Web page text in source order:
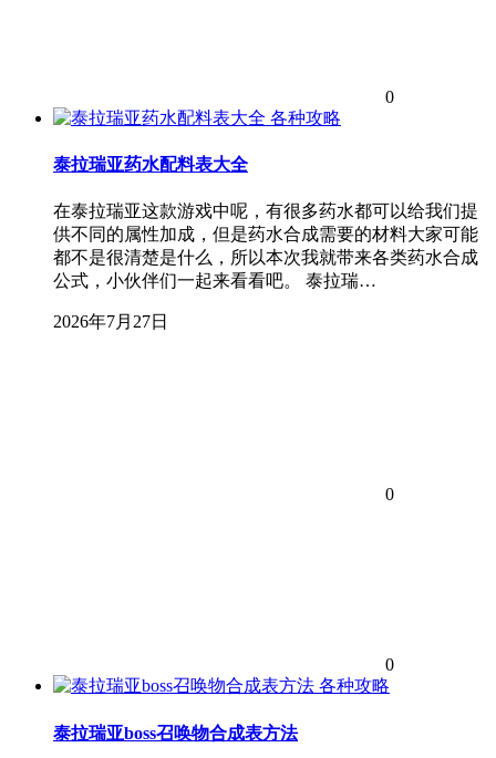
0
各种攻略
泰拉瑞亚药水配料表大全
在泰拉瑞亚这款游戏中呢，有很多药水都可以给我们提
供不同的属性加成，但是药水合成需要的材料大家可能
都不是很清楚是什么，所以本次我就带来各类药水合成
公式，小伙伴们一起来看看吧。 泰拉瑞…
2026年7月27日
0
0
各种攻略
泰拉瑞亚boss召唤物合成表方法